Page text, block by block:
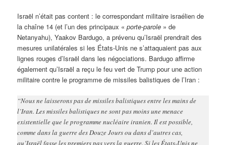
Israël n’était pas content : le correspondant militaire israélien de
la chaîne 14 (et l’un des principaux «porte-parole » de
Netanyahu), Yaakov Bardugo, a prévenu qu’Israël prendrait des
mesures unilatérales si les États-Unis ne s’attaquaient pas aux
lignes rouges d’Israël dans les négociations. Bardugo affirme
également qu’Israël a reçu le feu vert de Trump pour une action
militaire contre le programme de missiles balistiques de l’Iran :
“Nous ne laisserons pas de missiles balistiques entre les mains de
l’Iran. Les missiles balistiques ne sont pas moins une menace
existentielle que le programme nucléaire iranien. Il est possible,
comme dans la guerre des Douze Jours ou dans d’autres cas,
qu’Israël fasse les premiers pas vers la guerre. Si les États-Unis ne